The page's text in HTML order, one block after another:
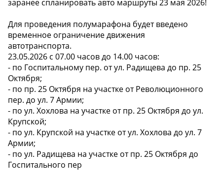
заранее спланировать авто маршруты 23 мая 2026!
Для проведения полумарафона будет введено
временное ограничение движения
автотранспорта.
23.05.2026 с 07.00 часов до 14.00 часов:
- по Госпитальному пер. от ул. Радищева до пр. 25
Октября;
- по пр. 25 Октября на участке от Революционного
пер. до ул. 7 Армии;
- по ул. Хохлова на участке от пр. 25 Октября до ул.
Крупской;
- по ул. Крупской на участке от ул. Хохлова до ул. 7
Армии;
- по ул. Радищева на участке от пр. 25 Октября до
Госпитального пер